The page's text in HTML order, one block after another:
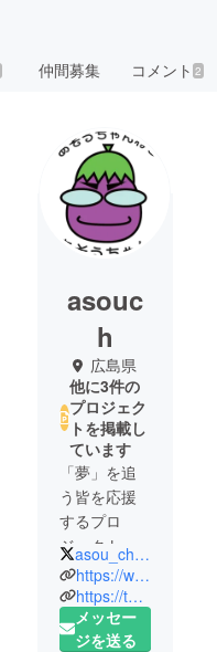
仲間募集 コメント2
asouc
h
広島県
他に3件の
プロジェク
トを掲載し
ています
「夢」を追
う皆を応援
するプロ
ジェクト
『あそう
ちゃんね
る』。
asou_chan
https://www.facebook.com/asouchan/
https://twitter.com/asou_chan
メッセー
ジを送る